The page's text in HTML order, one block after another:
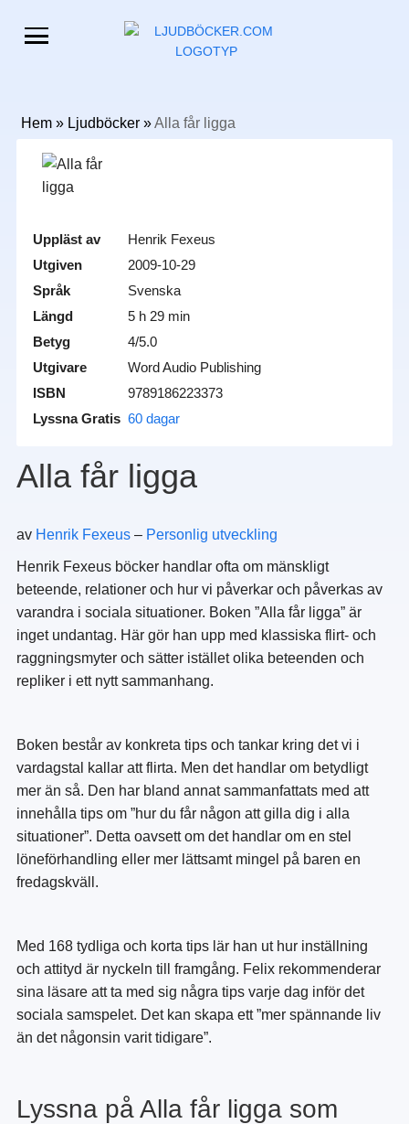
Hem» Ljudböcker»Alla får ligga
Uppläst av
Henrik Fexeus
Utgiven
2009-10-29
Språk
Svenska
Längd
5 h 29 min
Betyg
4/5.0
Utgivare
Word Audio Publishing
ISBN
9789186223373
Lyssna Gratis 60 dagar
Alla får ligga
av Henrik Fexeus – Personlig utveckling
Henrik Fexeus böcker handlar ofta om mänskligt
beteende, relationer och hur vi påverkar och påverkas av
varandra i sociala situationer. Boken ”Alla får ligga” är
inget undantag. Här gör han upp med klassiska flirt- och
raggningsmyter och sätter istället olika beteenden och
repliker i ett nytt sammanhang.
Boken består av konkreta tips och tankar kring det vi i
vardagstal kallar att flirta. Men det handlar om betydligt
mer än så. Den har bland annat sammanfattats med att
innehålla tips om ”hur du får någon att gilla dig i alla
situationer”. Detta oavsett om det handlar om en stel
löneförhandling eller mer lättsamt mingel på baren en
fredagskväll.
Med 168 tydliga och korta tips lär han ut hur inställning
och attityd är nyckeln till framgång. Felix rekommenderar
sina läsare att ta med sig några tips varje dag inför det
sociala samspelet. Det kan skapa ett ”mer spännande liv
än det någonsin varit tidigare”.
Lyssna på Alla får ligga som